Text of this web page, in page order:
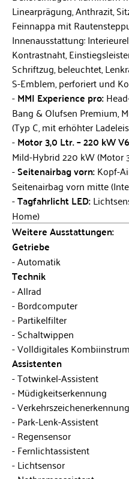
Linearprägung, Anthrazit,
Feinnappa mit
Innenausstattung:
Kontrastnaht,
Schriftzug, beleuchtet,
S-Emblem, perforiert und
MMI Experience pro:
Bang & Olufsen Premium,
(Typ C, mit erhöhter
Motor 3,0 Ltr. – 220 kW
Mild-Hybrid 220 kW (Motor
Seitenairbag vorn:Kopf-
Seitenairbag vorn mitte
Tagfahrlicht LED:
Home)
Weitere Ausstattungen:
Getriebe
Automatik
Technik
Allrad
Bordcomputer
Partikelfilter
Schaltwippen
Volldigitales
Assistenten
Totwinkel-Assistent
Müdigkeitserkennung
Verkehrszeichenerkennung
Park-Lenk-Assistent
Regensensor
Fernlichtassistent
Lichtsensor